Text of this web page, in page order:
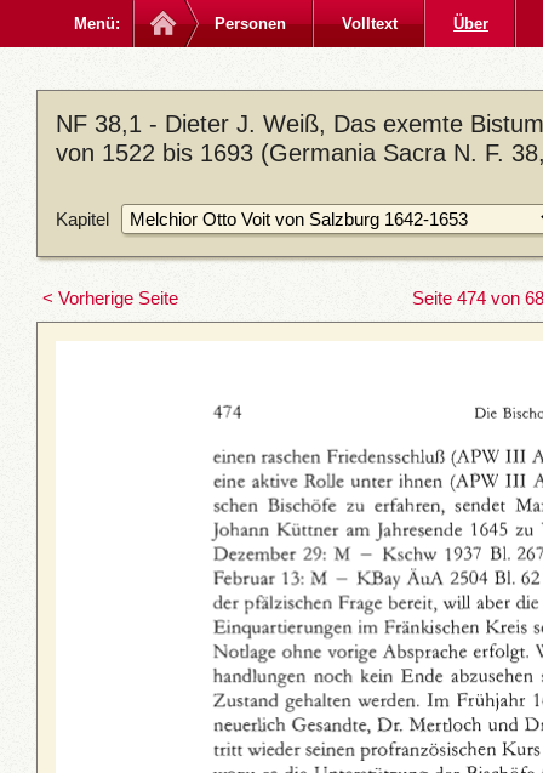
Menü: Personen Volltext Über
NF 38,1 - Dieter J. Weiß, Das exemte
von 1522 bis 1693 (Germania Sacra N. F.
Kapitel
< Vorherige Seite Seite 474 von